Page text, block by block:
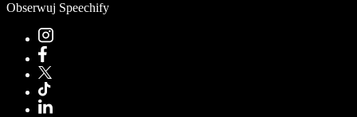
Obserwuj Speechify